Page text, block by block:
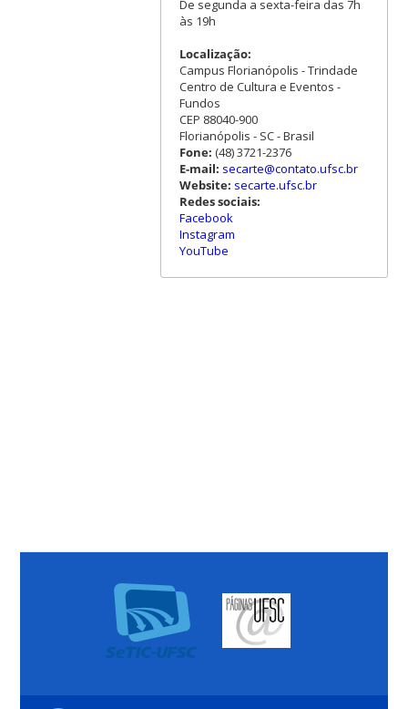
De segunda a sexta-feira das 7h
às 19h
Localização:
Campus Florianópolis - Trindade
Centro de Cultura e Eventos -
Fundos
CEP 88040-900
Florianópolis - SC - Brasil
Fone: (48) 3721-2376
E-mail: secarte@contato.ufsc.br
Website: secarte.ufsc.br
Redes sociais:
Facebook
Instagram
YouTube